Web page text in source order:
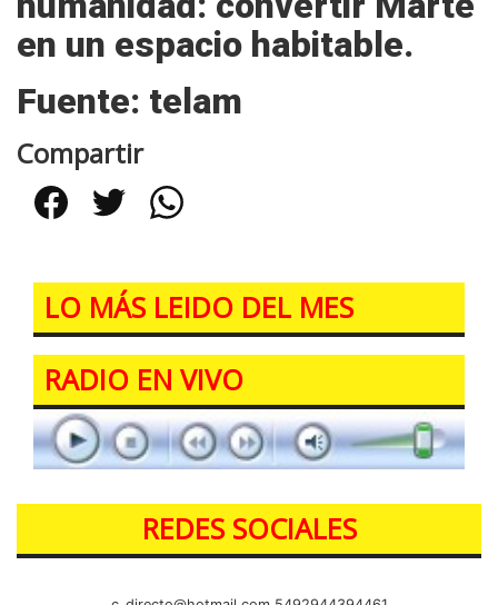
en un espacio habitable.
Fuente: telam
Compartir
Facebook
TwitterWhatsApp
LO MÁS LEIDO DEL MES
RADIO EN VIVO
REDES SOCIALES